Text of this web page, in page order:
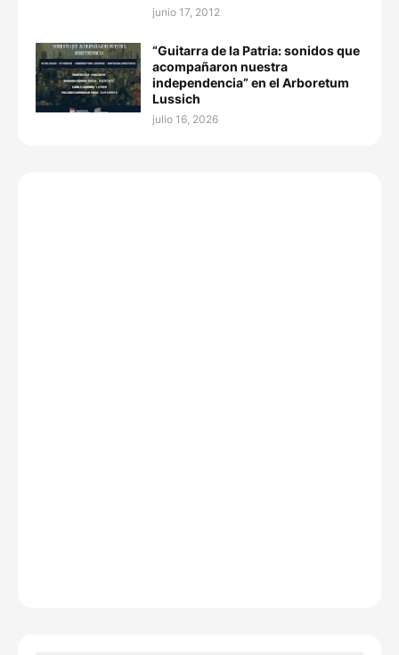
junio 17, 2012
“Guitarra de la Patria: sonidos que
acompañaron nuestra
independencia” en el Arboretum
Lussich
julio 16, 2026